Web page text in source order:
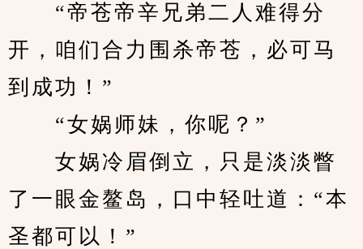
“帝苍帝辛兄弟二人难得分
开，咱们合力围杀帝苍，必可马
到成功！”
“女娲师妹，你呢？”
女娲冷眉倒立，只是淡淡瞥
了一眼金鳌岛，口中轻吐道：“本
圣都可以！”